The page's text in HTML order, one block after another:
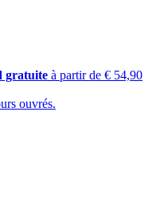
gratuite à partir de € 54,90
ouvrés.